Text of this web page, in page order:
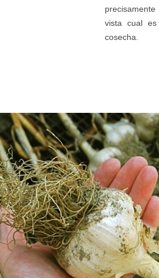
vista cual
cosecha.